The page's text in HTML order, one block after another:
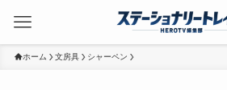
ホーム 文房具 シャーペン